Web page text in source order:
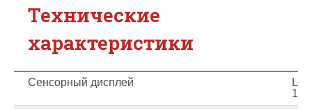
Технические
характеристики
Сенсорный дисплей